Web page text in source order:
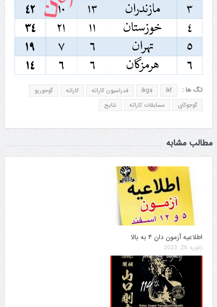
تگ ها : ikf
ikga فدراسیون کاراته کاراته
گوجوریو
گوجوکای
مسابقات کاراته نتایج
مطالب مشابه
اطلاعیه آزمون دان ۴ به بالا
ژانویه 26, 2023